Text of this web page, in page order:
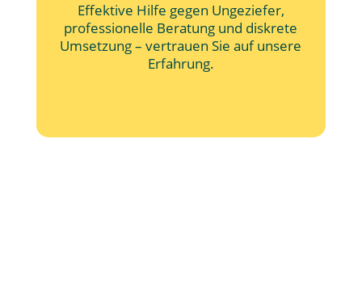
Effektive Hilfe gegen Ungeziefer,
professionelle Beratung und diskrete
Umsetzung – vertrauen Sie auf unsere
Erfahrung.